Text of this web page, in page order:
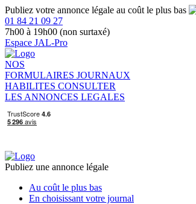
Publiez votre annonce légale au coût le plus bas
01 84 21 09 27
7h00 à 19h00 (non surtaxé)
Espace JAL-Pro
NOS
FORMULAIRES JOURNAUX
HABILITES CONSULTER
LES ANNONCES LEGALES
Publiez une annonce légale
Au coût le plus bas
En choisissant votre journal